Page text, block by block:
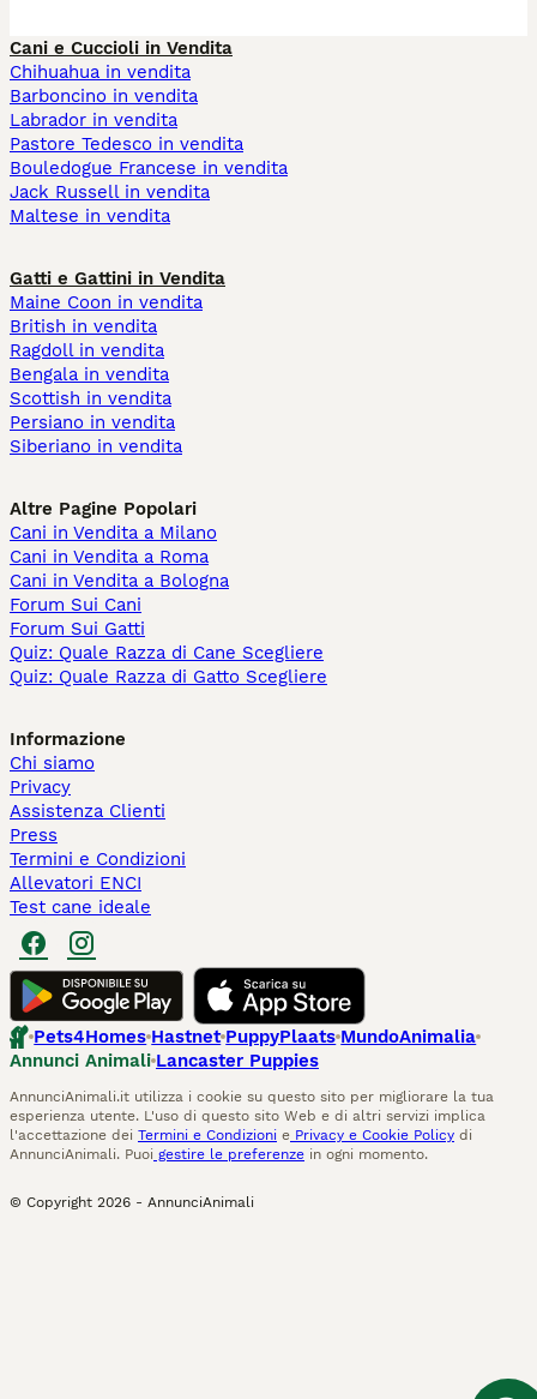
Cani e Cuccioli in Vendita
Chihuahua in vendita
Barboncino in vendita
Labrador in vendita
Pastore Tedesco in vendita
Bouledogue Francese in vendita
Jack Russell in vendita
Maltese in vendita
Gatti e Gattini in Vendita
Maine Coon in vendita
British in vendita
Ragdoll in vendita
Bengala in vendita
Scottish in vendita
Persiano in vendita
Siberiano in vendita
Altre Pagine Popolari
Cani in Vendita a Milano
Cani in Vendita a Roma
Cani in Vendita a Bologna
Forum Sui Cani
Forum Sui Gatti
Quiz: Quale Razza di Cane Scegliere
Quiz: Quale Razza di Gatto Scegliere
Informazione
Chi siamo
Privacy
Assistenza Clienti
Press
Termini e Condizioni
Allevatori ENCI
Test cane ideale
Pets4Homes Hastnet PuppyPlaats MundoAnimalia
Annunci Animali Lancaster Puppies
AnnunciAnimali.it utilizza i cookie su questo sito per migliorare la tua
esperienza utente. L'uso di questo sito Web e di altri servizi implica
l'accettazione dei Termini e Condizioni e Privacy e Cookie Policy di
AnnunciAnimali. Puoi gestire le preferenze in ogni momento.
© Copyright 2026 - AnnunciAnimali